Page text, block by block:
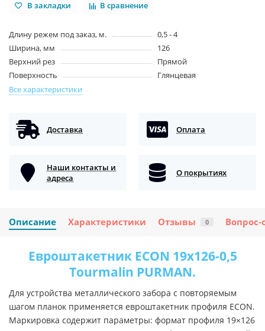
В закладки В сравнение
Длину режем под заказ, м.
0,5 - 4
Ширина, мм
126
Верхний рез
Прямой
Поверхность
Глянцевая
Все характеристики
Доставка Оплата
Наши контакты и
адреса
О покрытиях
Описание Характеристики Отзывы 0 Вопрос-
Евроштакетник ECON 19х126-0,5
Tourmalin PURMAN.
Для устройства металлического забора с повторяемым
шагом планок применяется евроштакетник профиля ECON.
Маркировка содержит параметры: формат профиля 19×126